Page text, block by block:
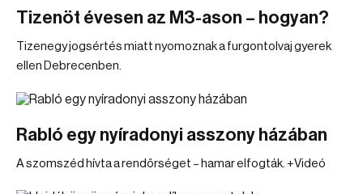
Tizenöt évesen az M3-ason – hogyan?
Tizenegy jogsértés miatt nyomoznak a furgontolvaj gyerek
ellen Debrecenben.
Rabló egy nyíradonyi asszony házában
A szomszéd hívta a rendőrséget – hamar elfogták. +Videó